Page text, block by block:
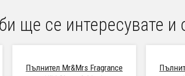
ще се интересувате и
Пълнител Mr&Mrs Fragrance